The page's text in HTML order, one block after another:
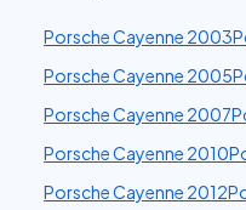
Porsche Cayenne 2003
Porsche Cayenne 2005
Porsche Cayenne 2007
Porsche Cayenne 2010
Porsche Cayenne 2012